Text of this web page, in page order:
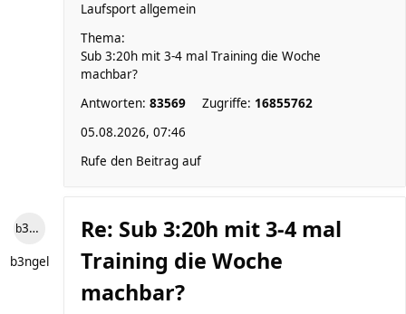
Laufsport allgemein
Thema:
Sub 3:20h mit 3-4 mal Training die Woche
machbar?
Antworten: 83569 Zugriffe: 16855762
05.08.2026, 07:46
Rufe den Beitrag auf
b3ngel
b3ngel
Re: Sub 3:20h mit 3-4 mal
Training die Woche
machbar?